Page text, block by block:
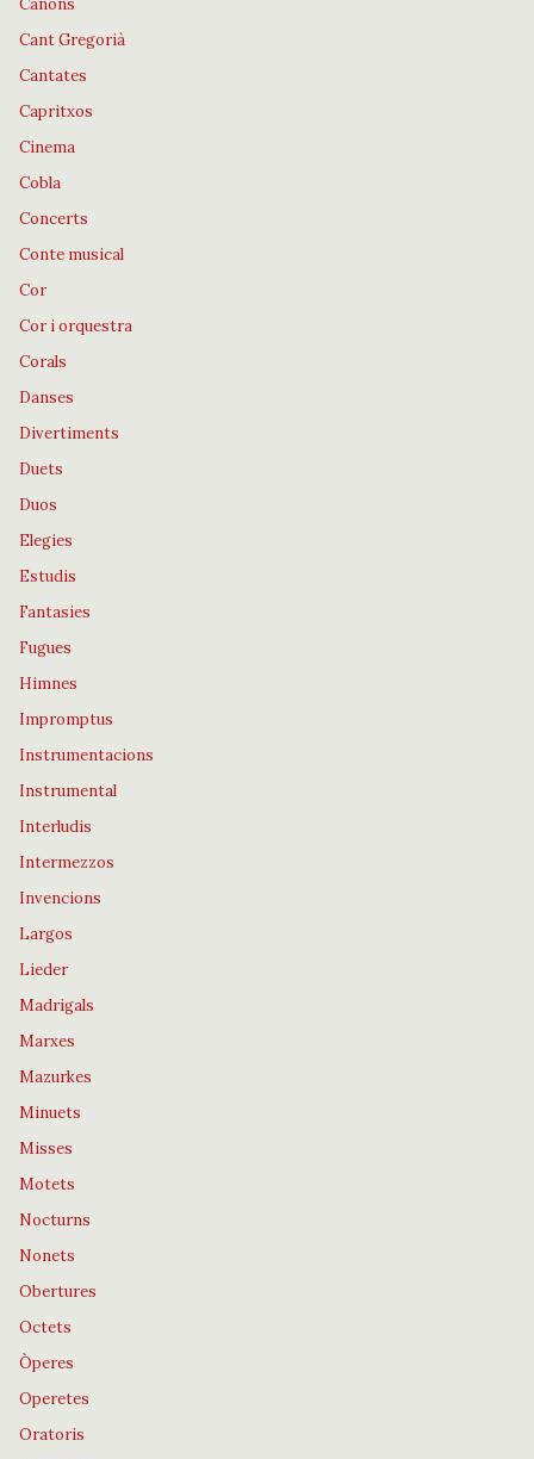
Cànons
Cant Gregorià
Cantates
Capritxos
Cinema
Cobla
Concerts
Conte musical
Cor
Cor i orquestra
Corals
Danses
Divertiments
Duets
Duos
Elegies
Estudis
Fantasies
Fugues
Himnes
Impromptus
Instrumentacions
Instrumental
Interludis
Intermezzos
Invencions
Largos
Lieder
Madrigals
Marxes
Mazurkes
Minuets
Misses
Motets
Nocturns
Nonets
Obertures
Octets
Òperes
Operetes
Oratoris